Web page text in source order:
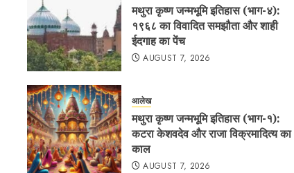
मथुरा कृष्ण जन्मभूमि इतिहास (भाग-४):
१९६८ का विवादित समझौता और शाही
ईदगाह का पेंच
AUGUST 7, 2026
आलेख
मथुरा कृष्ण जन्मभूमि इतिहास (भाग-१):
कटरा केशवदेव और राजा विक्रमादित्य का
काल
AUGUST 7, 2026